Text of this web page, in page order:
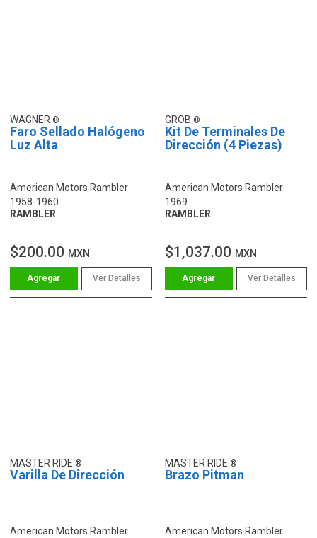
WAGNER
Faro Sellado Halógeno
Luz Alta
American Motors Rambler
1958-1960
RAMBLER
$200.00 MXN
Ver Detalles
GROB
Kit De Terminales De
Dirección (4 Piezas)
American Motors Rambler
1969
RAMBLER
$1,037.00 MXN
Ver Detalles
MASTER RIDE
Varilla De Dirección
American Motors Rambler
MASTER RIDE
Brazo Pitman
American Motors Rambler